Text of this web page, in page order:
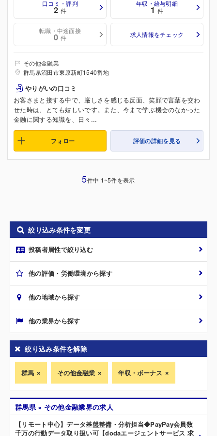
口コミ・評判
2 件
年収・給与明細
1 件
転職・中途面接
0 件 求人情報をチェック
その他金融業
群馬県沼田市東原新町1540番地
やりがいの口コミ
お客さまと接する中で、厳しさを感じる反面、笑顔で言葉を交わ
せた時は、とても嬉しいです。また、今まで学ぶ機会のなかった
金融に関する知識を、日々...
フォロー 評価の詳細を見る
5件中 1~5件を表示
絞り込み条件を変更
投稿者属性で絞り込む
他の評価・労働環境から探す
他の地域から探す
他の業界から探す
絞り込み条件を解除
群馬 その他金融業 年収・ボーナス
群馬県 × その他金融業界の求人
【リモート中心】データ基盤整備・分析担当◆PayPay会員数
千万の行動データ取り扱い可【dodaエージェントサービス 求